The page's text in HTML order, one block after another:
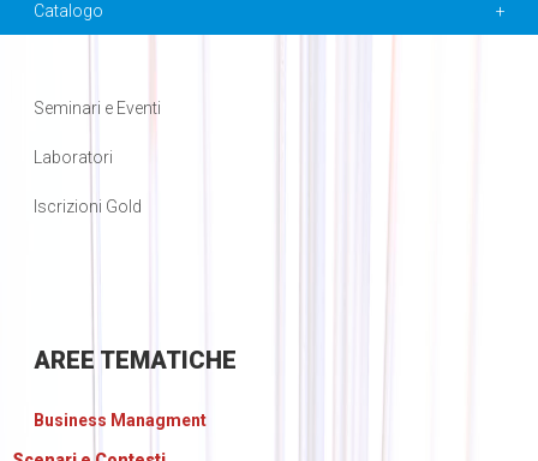
Catalogo
Seminari e Eventi
Laboratori
Iscrizioni Gold
AREE TEMATICHE
Business Managment